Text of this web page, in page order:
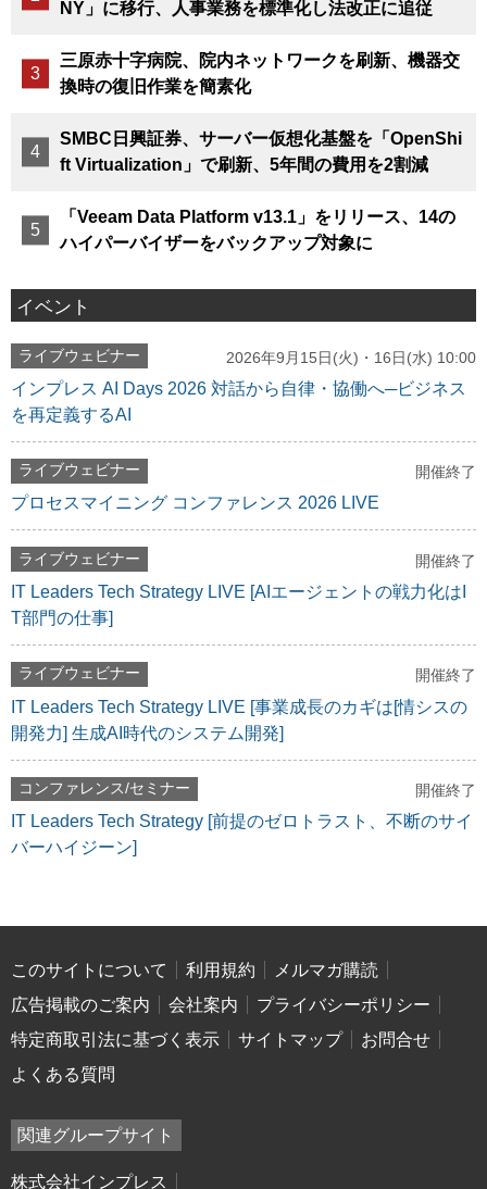
NY」に移行、人事業務を標準化し法改正に追従
三原赤十字病院、院内ネットワークを刷新、機器交
換時の復旧作業を簡素化
SMBC日興証券、サーバー仮想化基盤を「OpenShi
ft Virtualization」で刷新、5年間の費用を2割減
「Veeam Data Platform v13.1」をリリース、14の
ハイパーバイザーをバックアップ対象に
イベント
ライブウェビナー 2026年9月15日(火)・16日(水) 10:00
インプレス AI Days 2026 対話から自律・協働へ─ビジネス
を再定義するAI
ライブウェビナー 開催終了
プロセスマイニング コンファレンス 2026 LIVE
ライブウェビナー 開催終了
IT Leaders Tech Strategy LIVE [AIエージェントの戦力化はI
T部門の仕事]
ライブウェビナー 開催終了
IT Leaders Tech Strategy LIVE [事業成長のカギは[情シスの
開発力] 生成AI時代のシステム開発]
コンファレンス/セミナー 開催終了
IT Leaders Tech Strategy [前提のゼロトラスト、不断のサイ
バーハイジーン]
このサイトについて 利用規約
メルマガ購読
広告掲載のご案内
会社案内
プライバシーポリシー
特定商取引法に基づく表示
サイトマップ
お問合せ
よくある質問
関連グループサイト
株式会社インプレス